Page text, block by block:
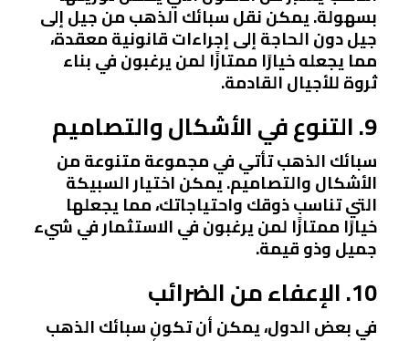
بسهولة. يمكن نقل سبائك الذهب من جيل إلى
جيل دون الحاجة إلى إجراءات قانونية معقدة،
مما يجعله خيارًا ممتازًا لمن يرغبون في بناء
ثروة للأجيال القادمة.
9. التنوع في الأشكال والتصاميم
سبائك الذهب تأتي في مجموعة متنوعة من
الأشكال والتصاميم. يمكن اختيار السبيكة
التي تناسب ذوقك واحتياجاتك، مما يجعلها
خيارًا ممتازًا لمن يرغبون في الاستثمار في شيء
جميل وذو قيمة.
10. الإعفاء من الضرائب
في بعض الدول، يمكن أن تكون سبائك الذهب